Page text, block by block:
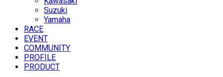
Suzuki
Yamaha
RACE
EVENT
COMMUNITY
PROFILE
PRODUCT